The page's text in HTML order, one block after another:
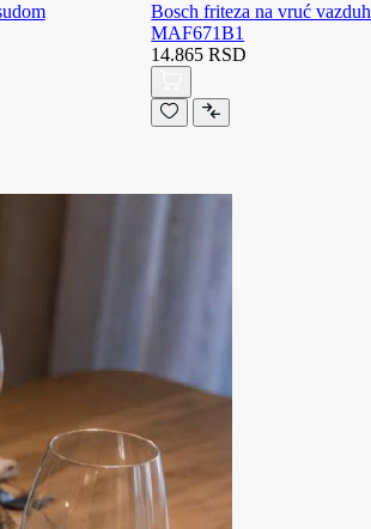
Bosch friteza na vruć vazduh
MAF671B1
14.865 RSD